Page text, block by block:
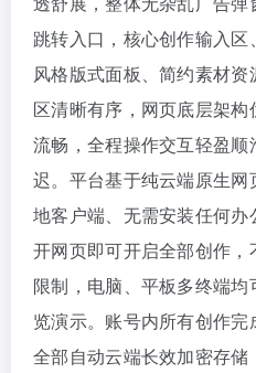
跳转入口，核心创作输入
风格版式面板、简约素材
区清晰有序，网页底层架
流畅，全程操作交互轻盈
迟。平台基于纯云端原生
地客户端、无需安装任何
开网页即可开启全部创作
限制，电脑、平板多终端
览演示。账号内所有创作
全部自动云端长效加密存